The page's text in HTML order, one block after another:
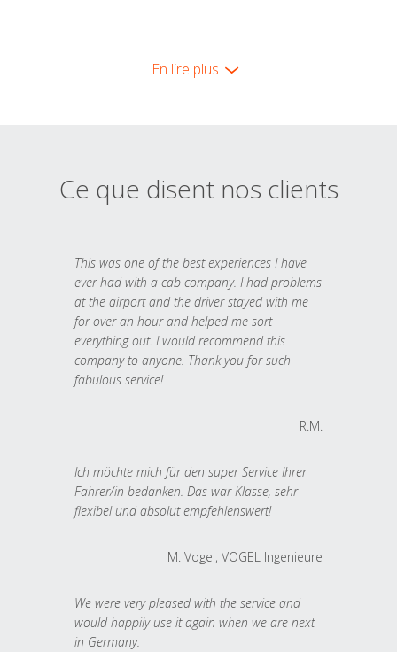
En lire plus
Ce que disent nos clients
This was one of the best experiences I have
ever had with a cab company. I had problems
at the airport and the driver stayed with me
for over an hour and helped me sort
everything out. I would recommend this
company to anyone. Thank you for such
fabulous service!
R.M.
Ich möchte mich für den super Service Ihrer
Fahrer/in bedanken. Das war Klasse, sehr
flexibel und absolut empfehlenswert!
M. Vogel, VOGEL Ingenieure
We were very pleased with the service and
would happily use it again when we are next
in Germany.